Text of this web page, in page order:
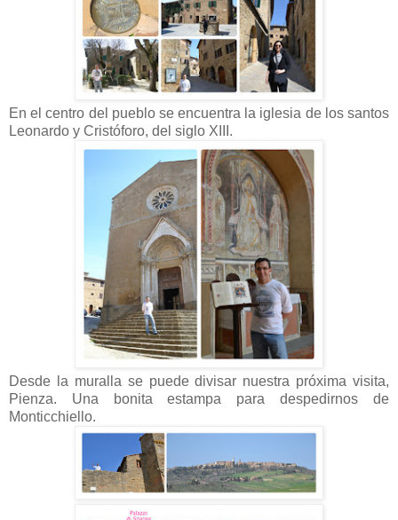
En el centro del pueblo se encuentra la iglesia de los santos
Leonardo y Cristóforo, del siglo XIII.
Desde la muralla se puede divisar nuestra próxima visita,
Pienza. Una bonita estampa para despedirnos de
Monticchiello.